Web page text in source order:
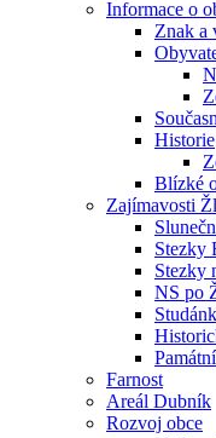
Informace o
Znak a
Historie
Blízké
Zajímavosti
Stezky
Stezky
NS po
Farnost
Areál Dubník
Rozvoj obce